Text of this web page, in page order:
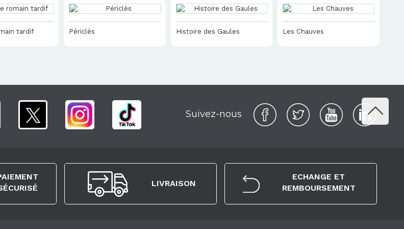
tardif Périclès Histoire des Gaules Les Chauves
Suivez-nous
LIVRAISON
ECHANGE ET
REMBOURSEMENT